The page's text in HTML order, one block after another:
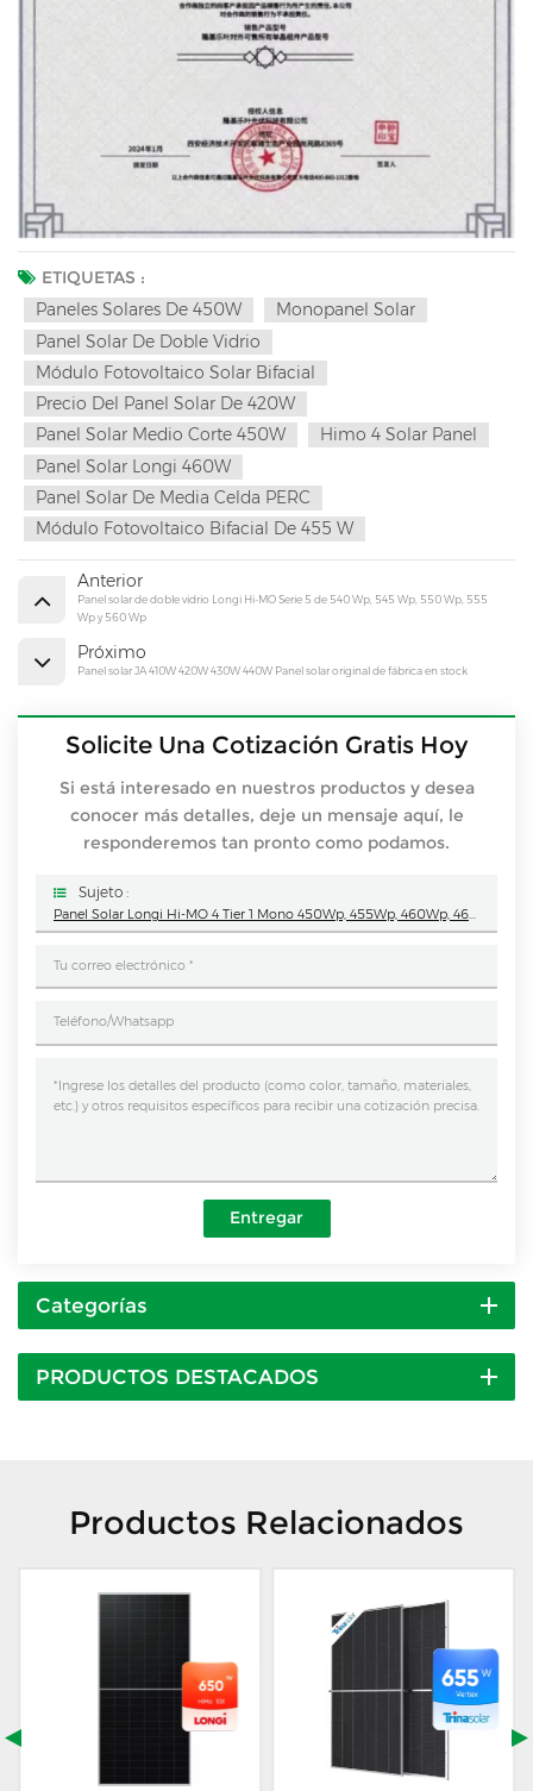
ETIQUETAS :
Paneles Solares De 450W
Monopanel Solar
Panel Solar De Doble Vidrio
Módulo Fotovoltaico Solar Bifacial
Precio Del Panel Solar De 420W
Panel Solar Medio Corte 450W
Himo 4 Solar Panel
Panel Solar Longi 460W
Panel Solar De Media Celda PERC
Módulo Fotovoltaico Bifacial De 455 W
Anterior
Panel solar de doble vidrio Longi Hi-MO Serie 5 de 540 Wp, 545 Wp, 550 Wp, 555
Wp y 560 Wp
Próximo
Panel solar JA 410W 420W 430W 440W Panel solar original de fábrica en stock
Solicite Una Cotización Gratis Hoy
Si está interesado en nuestros productos y desea
conocer más detalles, deje un mensaje aquí, le
responderemos tan pronto como podamos.
Sujeto :
Panel Solar Longi Hi-MO 4 Tier 1 Mono 450Wp, 455Wp, 460Wp, 465Wp De Doble Vidrio Cortado A La Mitad, Módulo Fotovoltaico Longi, Completamente Negro, 355Wp, 360Wp, 370Wp
Entregar
Categorías
PRODUCTOS DESTACADOS
Productos Relacionados